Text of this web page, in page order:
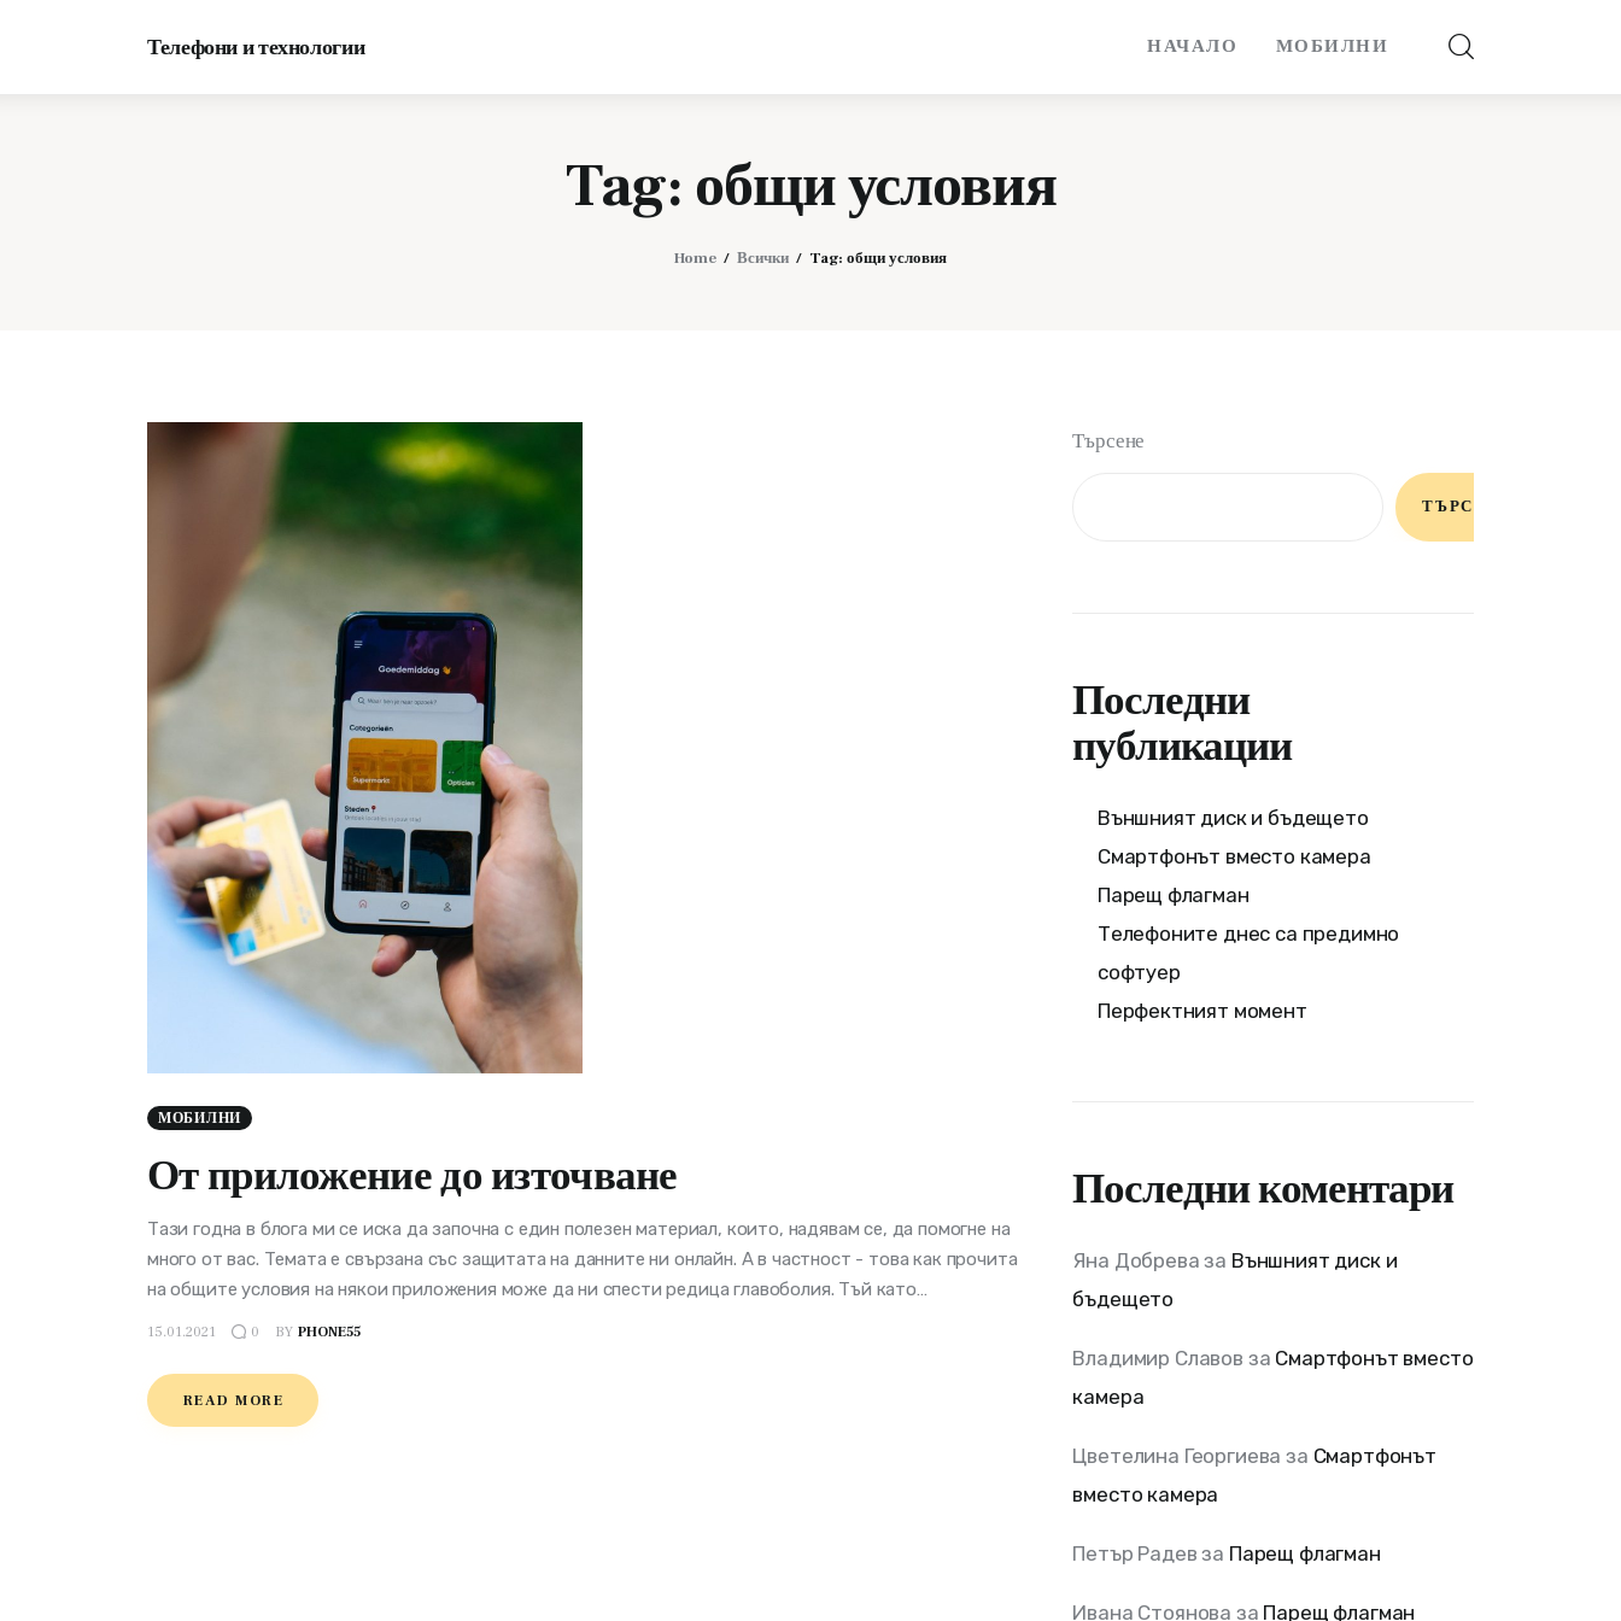
Телефони и технологии НАЧАЛО МОБИЛНИ
Tag: общи условия
Home Всички Tag: общи условия
МОБИЛНИ
От приложение до източване
Тази годна в блога ми се иска да започна с един полезен материал, които, надявам се, да помогне на
много от вас. Темата е свързана със защитата на данните ни онлайн. А в частност - това как прочита
на общите условия на някои приложения може да ни спести редица главоболия. Тъй като…
15.01.2021 0 BY PHONE55
READ MORE
Търсене
ТЪРСЕНЕ
Последни
публикации
Външният диск и бъдещето
Смартфонът вместо камера
Парещ флагман
Телефоните днес са предимно
софтуер
Перфектният момент
Последни коментари
Яна Добрева за Външният диск и
бъдещето
Владимир Славов за Смартфонът вместо
камера
Цветелина Георгиева за Смартфонът
вместо камера
Петър Радев за Парещ флагман
Ивана Стоянова за Парещ флагман